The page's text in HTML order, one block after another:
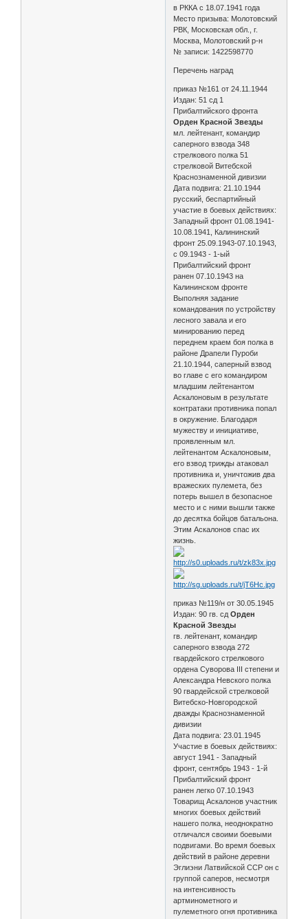
в РККА с 18.07.1941 года
Место призыва: Молотовский
РВК, Московская обл., г.
Москва, Молотовский р-н
№ записи: 1422598770
Перечень наград
приказ №161 от 24.11.1944
Издан: 51 сд 1
Прибалтийского фронта
Орден Красной Звезды
мл. лейтенант, командир
саперного взвода 348
стрелкового полка 51
стрелковой Витебской
Краснознаменной дивизии
Дата подвига: 21.10.1944
русский, беспартийный
участие в боевых действиях:
Западный фронт 01.08.1941-
10.08.1941, Калининский
фронт 25.09.1943-07.10.1943,
с 09.1943 - 1-ый
Прибалтийский фронт
ранен 07.10.1943 на
Калининском фронте
Выполняя задание
командования по устройству
лесного завала и его
минированию перед
переднем краем боя полка в
районе Драпели Пуроби
21.10.1944, саперный взвод
во главе с его командиром
младшим лейтенантом
Аскалоновым в результате
контратаки противника попал
в окружение. Благодаря
мужеству и инициативе,
проявленным мл.
лейтенантом Аскалоновым,
его взвод трижды атаковал
противника и, уничтожив два
вражеских пулемета, без
потерь вышел в безопасное
место и с ними вышли также
до десятка бойцов батальона.
Этим Аскалонов спас их
жизнь.
приказ №119/н от 30.05.1945
Издан: 90 гв. сдОрден
Красной Звезды
гв. лейтенант, командир
саперного взвода 272
гвардейского стрелкового
ордена Суворова III степени и
Александра Невского полка
90 гвардейской стрелковой
Витебско-Новгородской
дважды Краснознаменной
дивизии
Дата подвига: 23.01.1945
Участие в боевых действиях:
август 1941 - Западный
фронт, сентябрь 1943 - 1-й
Прибалтийский фронт
ранен легко 07.10.1943
Товарищ Аскалонов участник
многих боевых действий
нашего полка, неоднократно
отличался своими боевыми
подвигами. Во время боевых
действий в районе деревни
Эглиэни Латвийской ССР он с
группой саперов, несмотря
на интенсивность
артминометного и
пулеметного огня противника